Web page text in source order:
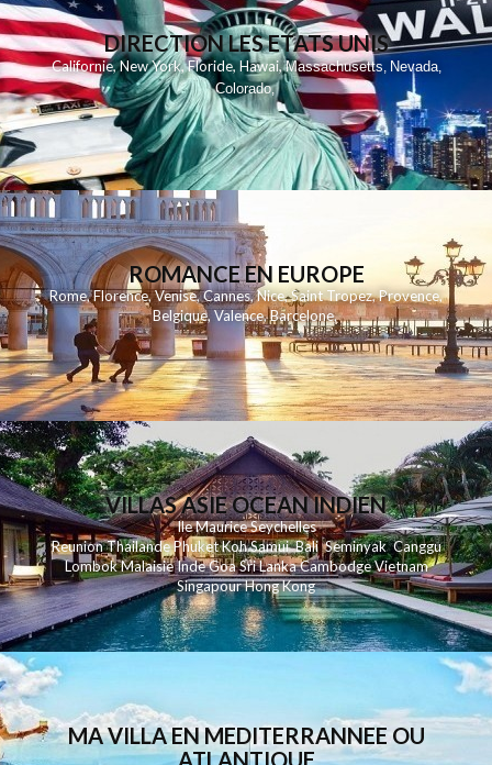
DIRECTION LES ETATS UNIS
Californie,New York,Floride,Hawai,Massachusetts, Nevada,
Colorado,
ROMANCE EN EUROPE
Rome,Florence,Venise,Cannes,Nice,Saint Tropez,Provence,
Belgique,Valence,Barcelone,
VILLAS ASIE OCEAN INDIEN
Ile MauriceSeychelles
ReunionThailandePhuketKohSamui Bali SeminyakCanggu
LombokMalaisieIndeGoaSri LankaCambodgeVietnam
SingapourHong Kong
MA VILLA EN MEDITERRANNEE OU